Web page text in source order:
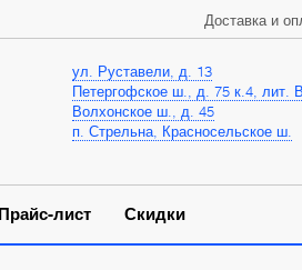
ул. Руставели, д. 13
Петергофское ш., д. 75 к.4, лит. В
Волхонское ш., д. 45
п. Стрельна, Красносельское ш.
Прайс-лист Скидки
Доставка и